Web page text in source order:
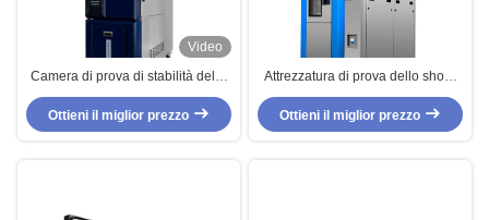
Video
Camera di prova di stabilità della
camera di prova di temperatura di
umidità con il raffreddamento a
aria
Ottieni il miglior prezzo
Attrezzatura di prova dello shock
termico/camera difficile di
temperatura e di umidità
Ottieni il miglior prezzo